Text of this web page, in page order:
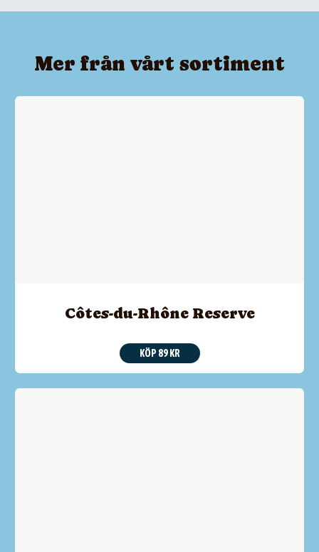
Mer från vårt sortiment
Côtes-du-Rhône Reserve
KÖP 89 KR